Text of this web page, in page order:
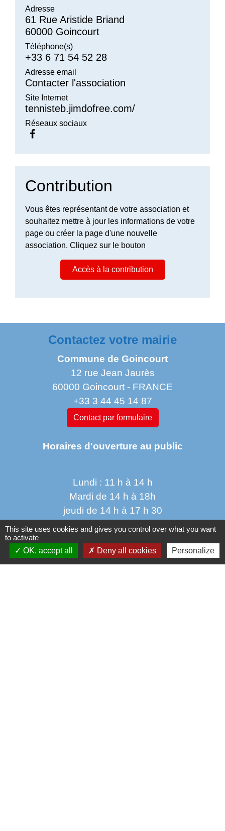
Adresse
61 Rue Aristide Briand
60000 Goincourt
Téléphone(s)
+33 6 71 54 52 28
Adresse email
Contacter l'association
Site Internet
tennisteb.jimdofree.com/
Réseaux sociaux
Contribution
Vous êtes représentant de votre association et
souhaitez mettre à jour les informations de votre
page ou créer la page d'une nouvelle
association. Cliquez sur le bouton
Accès à la contribution
Contactez votre mairie
Commune de Goincourt
12 rue Jean Jaurès
60000 Goincourt - FRANCE
+33 3 44 45 14 87
Contact par formulaire
Horaires d'ouverture au public
Lundi : 11 h à 14 h
Mardi de 14 h à 18h
jeudi de 14 h à 17 h 30
vendredi de 9 h à 12h 30
This site uses cookies and gives you control over what you want
to activate
OK, accept all
Deny all cookies Personalize